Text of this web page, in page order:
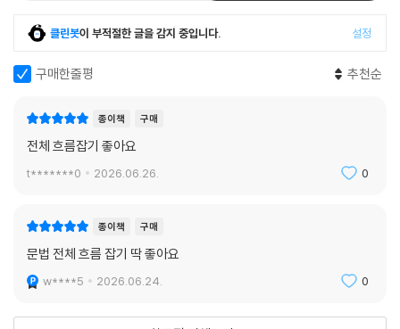
클린봇이 부적절한 글을 감지 중입니다. 설정
구매한줄평 추천순
종이책 구매
전체 흐름잡기 좋아요
t*******0 2026.06.26. 0
종이책 구매
문법 전체 흐름 잡기 딱 좋아요
w****5 2026.06.24. 0